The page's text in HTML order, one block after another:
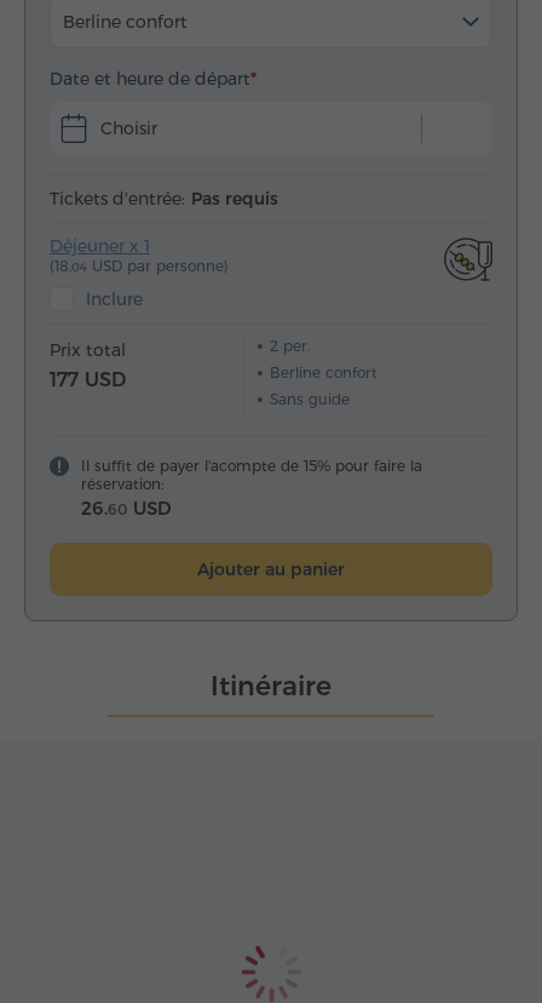
Berline confort
Date et heure de départ
Choisir
Tickets d'entrée: Pas requis
Déjeuner x 1
(18.04 USD par personne)
Inclure
Prix total
177 USD
2per.
Berline confort
Sans guide
Il suffit de payer l'acompte de 15% pour faire la
réservation:
26.60 USD
Ajouter au panier
Itinéraire